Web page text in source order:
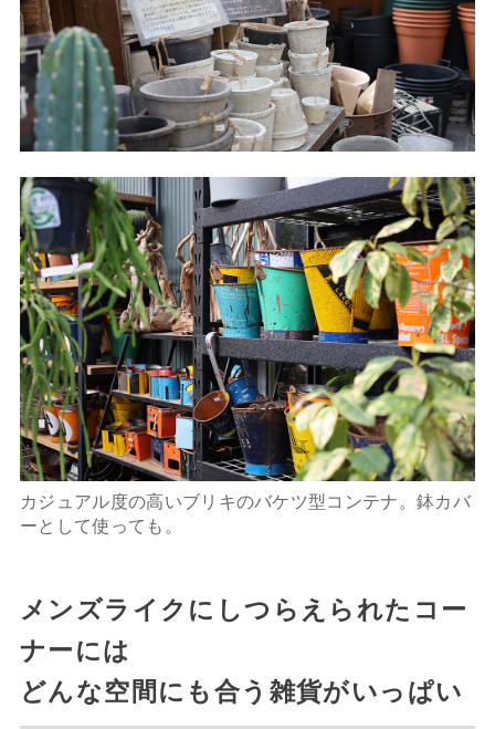
カジュアル度の高いブリキのバケツ型コンテナ。鉢カバ
ーとして使っても。
メンズライクにしつらえられたコー
ナーには
どんな空間にも合う雑貨がいっぱい